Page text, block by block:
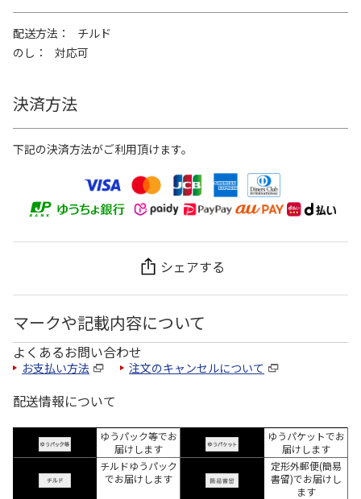
配送方法
チルド
のし
対応可
決済方法
下記の決済方法がご利用頂けます。
シェアする
マークや記載内容について
よくあるお問い合わせ
お支払い方法 注文のキャンセルについて
配送情報について
ゆうパック等でお
届けします
ゆうパケットでお
届けします
チルドゆうパック
でお届けします
定形外郵便(簡易
書留)でお届けし
ます